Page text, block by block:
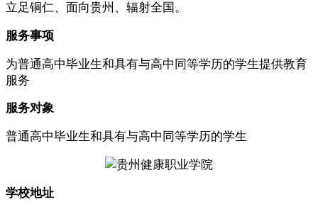
立足铜仁、面向贵州、辐射全国。
服务事项
为普通高中毕业生和具有与高中同等学历的学生提供教育
服务
服务对象
普通高中毕业生和具有与高中同等学历的学生
学校地址